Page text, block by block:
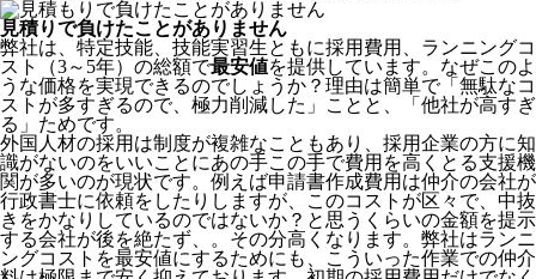
見積りで負けたことがありません
弊社は、特定技能、技能実習生ともに採用費用、ランニングコ
スト（3～5年）の総額で最安値を提供しています。なぜこのよ
うな価格を実現できるのでしょうか？理由は簡単で「無駄なコ
ストが多すぎるので、極力削減した」ことと、
「他社が高すぎ
る」 ためです。
外国人材の採用は制度が複雑なこともあり、採用企業の方に知
識がないのをいいことにあの手この手で費用を高くとる支援機
関が多いのが現状です。例えば申請書作成費用は仲介の会社が
行政書士に依頼をしたりしますが、このコストが区々で、中抜
きをかなりしているのではないか？と思うくらいの金額を提示
する会社が後を絶たず、。その分高くなります。弊社はランニ
ングコストを最安値にするためにも、こういった作業での仲介